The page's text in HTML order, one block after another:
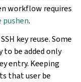
workflow requires
pushen.
key reuse. Some
to be added only
entry. Keeping
that user be